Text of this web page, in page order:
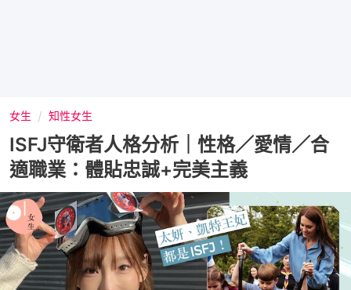
女生 知性女生
ISFJ守衛者人格分析｜性格／愛情／合
適職業：體貼忠誠+完美主義